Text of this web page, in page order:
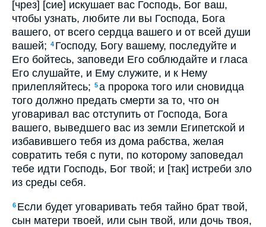
[чрез] [сие] искушает вас Господь, Бог ваш,
чтобы узнать, любите ли вы Господа, Бога
вашего, от всего сердца вашего и от всей души
вашей; 4 Господу, Богу вашему, последуйте и
Его бойтесь, заповеди Его соблюдайте и гласа
Его слушайте, и Ему служите, и к Нему
прилепляйтесь; 5а пророка того или сновидца
того должно предать смерти за то, что он
уговаривал вас отступить от Господа, Бога
вашего, выведшего вас из земли Египетской и
избавившего тебя из дома рабства, желая
совратить тебя с пути, по которому заповедал
тебе идти Господь, Бог твой; и [так] истреби зло
из среды себя.
6 Если будет уговаривать тебя тайно брат твой,
сын матери твоей, или сын твой, или дочь твоя,